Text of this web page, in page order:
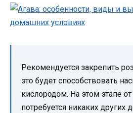
Рекомендуется закрепить
это будет способствовать
кислородом. На этом этапе
потребуется никаких других